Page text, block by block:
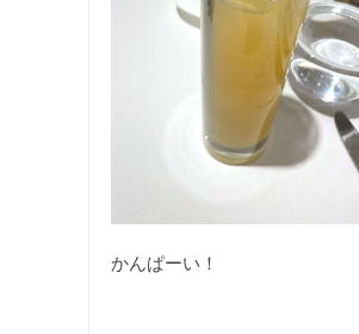
かんぱーい！